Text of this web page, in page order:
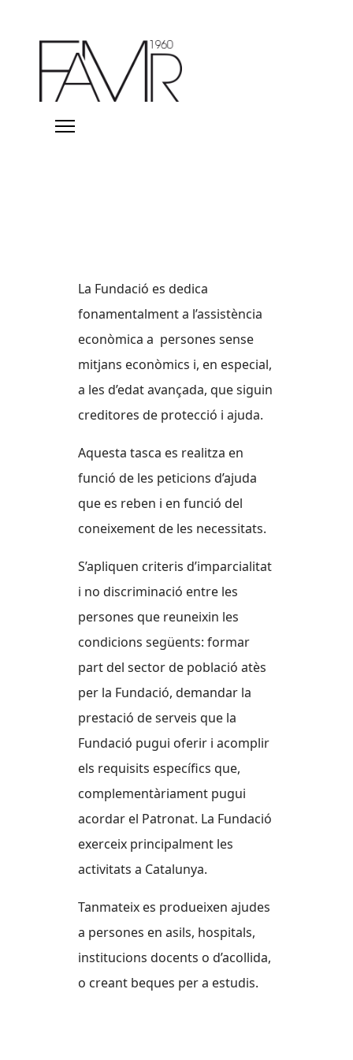
La Fundació es dedica
fonamentalment a l’assistència
econòmica a persones sense
mitjans econòmics i, en especial,
a les d’edat avançada, que siguin
creditores de protecció i ajuda.
Aquesta tasca es realitza en
funció de les peticions d’ajuda
que es reben i en funció del
coneixement de les necessitats.
S’apliquen criteris d’imparcialitat
i no discriminació entre les
persones que reuneixin les
condicions següents: formar
part del sector de població atès
per la Fundació, demandar la
prestació de serveis que la
Fundació pugui oferir i acomplir
els requisits específics que,
complementàriament pugui
acordar el Patronat. La Fundació
exerceix principalment les
activitats a Catalunya.
Tanmateix es produeixen ajudes
a persones en asils, hospitals,
institucions docents o d’acollida,
o creant beques per a estudis.